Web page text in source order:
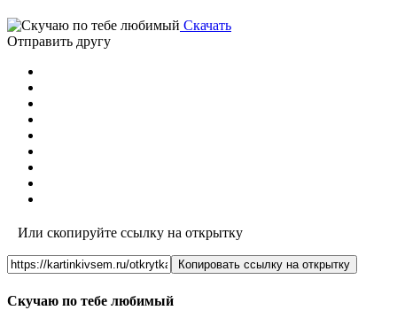
Скачать
Отправить другу
Или скопируйте ссылку на открытку
Копировать ссылку на открытку
Скучаю по тебе любимый